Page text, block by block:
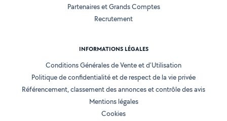
Partenaires et Grands Comptes
Recrutement
INFORMATIONS LÉGALES
Conditions Générales de Vente et d'Utilisation
Politique de confidentialité et de respect de la vie privée
Référencement, classement des annonces et contrôle des avis
Mentions légales
Cookies